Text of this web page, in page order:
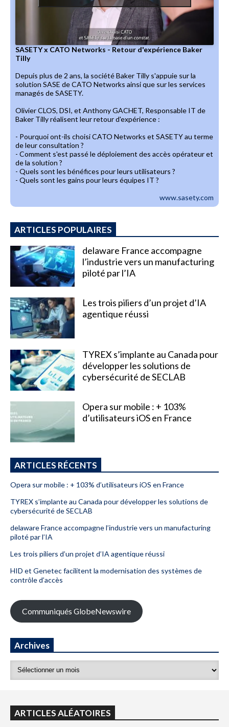
SASETY x CATO Networks - Retour d'expérience Baker
Tilly
Depuis plus de 2 ans, la société Baker Tilly s'appuie sur la
solution SASE de CATO Networks ainsi que sur les services
managés de SASETY.
Olivier CLOS, DSI, et Anthony GACHET, Responsable IT de
Baker Tilly réalisent leur retour d'expérience :
- Pourquoi ont-ils choisi CATO Networks et SASETY au terme
de leur consultation ?
- Comment s'est passé le déploiement des accès opérateur et
de la solution ?
- Quels sont les bénéfices pour leurs utilisateurs ?
- Quels sont les gains pour leurs équipes IT ?
www.sasety.com
ARTICLES POPULAIRES
delaware France accompagne
l’industrie vers un manufacturing
piloté par l’IA
Les trois piliers d’un projet d’IA
agentique réussi
TYREX s’implante au Canada pour
développer les solutions de
cybersécurité de SECLAB
Opera sur mobile : + 103%
d’utilisateurs iOS en France
ARTICLES RÉCENTS
Opera sur mobile : + 103% d’utilisateurs iOS en France
TYREX s’implante au Canada pour développer les solutions de
cybersécurité de SECLAB
delaware France accompagne l’industrie vers un manufacturing
piloté par l’IA
Les trois piliers d’un projet d’IA agentique réussi
HID et Genetec facilitent la modernisation des systèmes de
contrôle d’accès
Communiqués GlobeNewswire
Archives
ARTICLES ALÉATOIRES